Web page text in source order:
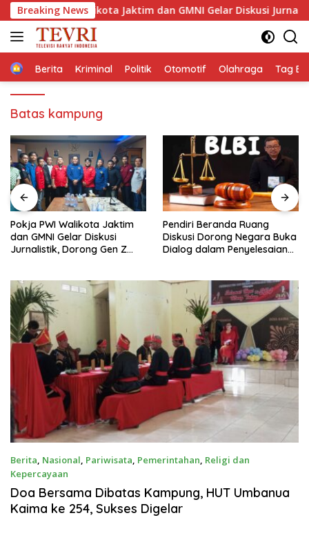
Langsung
ke
konten
Breaking News
PWI Walikota Jaktim dan GMNI Gelar Diskusi Jurnalistik,
HomeBerita Kriminal Politik Otomotif Olahraga Tag
Batas kampung
Pendiri Beranda Ruang
Diskusi Dorong Negara Buka
Dialog dalam Penyelesaian
Membaca Pancasilanomics
melalui warisan Sumitro dan
urgensi UU Perekonomian
Berita, Nasional, Pariwisata, Pemerintahan, Religi dan
Kepercayaan
April 8, 2024
Doa Bersama Dibatas Kampung, HUT Umbanua
Kaima ke 254, Sukses Digelar